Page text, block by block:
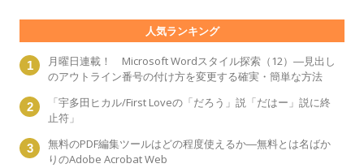
人気ランキング
月曜日連載！ Microsoft Wordスタイル探索（12）―見出し
のアウトライン番号の付け方を変更する確実・簡単な方法
「宇多田ヒカル/First Loveの「だろう」説「だはー」説に終
止符」
無料のPDF編集ツールはどの程度使えるか―無料とは名ばか
りのAdobe Acrobat Web